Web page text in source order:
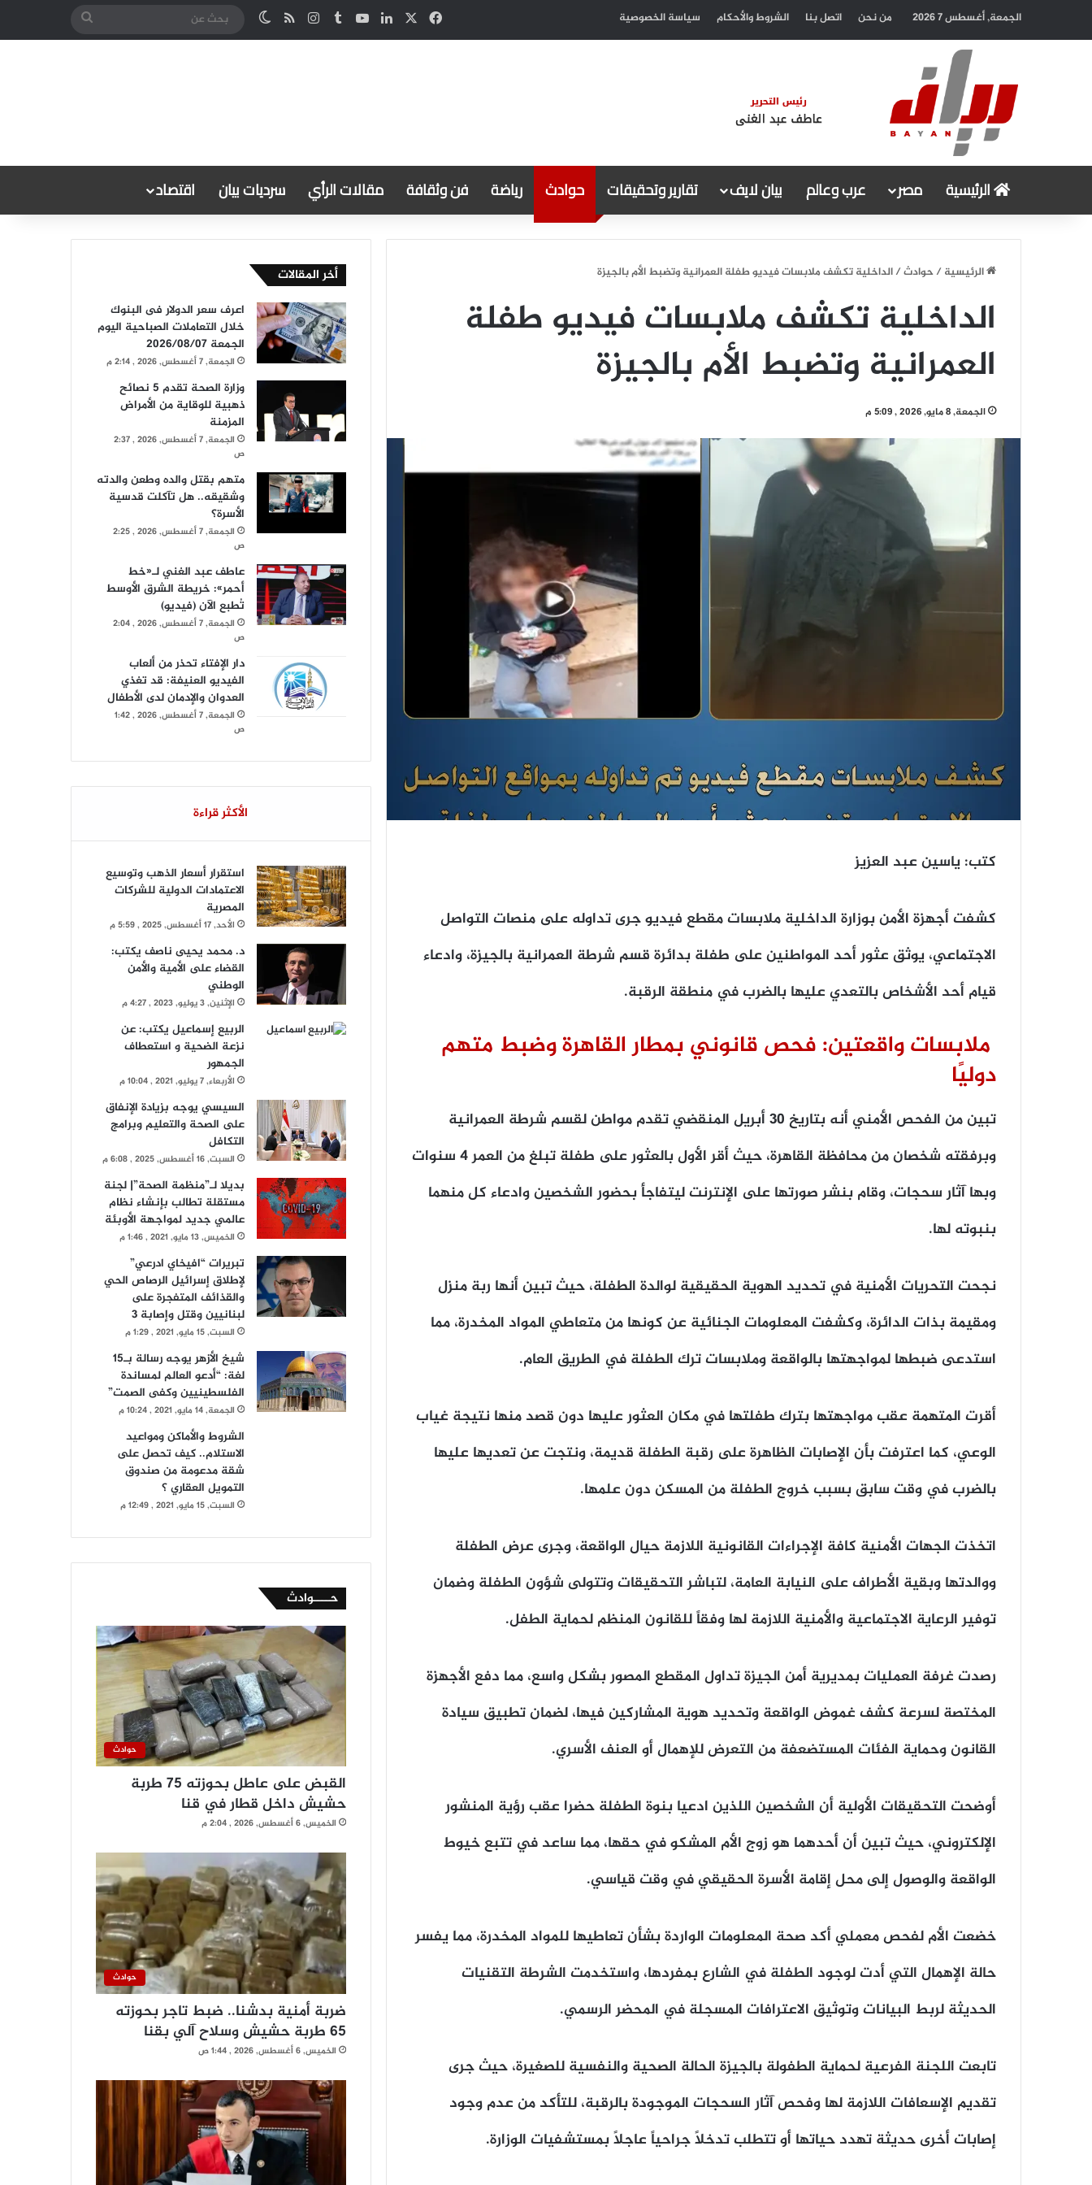
الجمعة, أغسطس 7 2026 من نحن اتصل بنا الشروط والأحكام سياسة الخصوصية فيسبوك لينكدإن‫YouTube انستقرامملخص الموقع RSS
الوضع المظلم
الرئيسية مصر عرب وعالم بيان لايف تقارير وتحقيقات حوادث رياضة فن وثقافة مقالات الرأي سرديات بيان اقتصاد
الرئيسية/حوادث/الداخلية تكشف ملابسات فيديو طفلة العمرانية وتضبط الأم بالجيزة
الداخلية تكشف ملابسات فيديو طفلة
العمرانية وتضبط الأم بالجيزة
الجمعة, 8 مايو, 2026 , 5:09 م
كتب: ياسين عبد العزيز
كشفت أجهزة الأمن بوزارة الداخلية ملابسات مقطع فيديو جرى تداوله على منصات التواصل
الاجتماعي، يوثق عثور أحد المواطنين على طفلة بدائرة قسم شرطة العمرانية بالجيزة، وادعاء
قيام أحد الأشخاص بالتعدي عليها بالضرب في منطقة الرقبة.
ملابسات واقعتين: فحص قانوني بمطار القاهرة وضبط متهم
دوليًا
تبين من الفحص الأمني أنه بتاريخ 30 أبريل المنقضي تقدم مواطن لقسم شرطة العمرانية
وبرفقته شخصان من محافظة القاهرة، حيث أقر الأول بالعثور على طفلة تبلغ من العمر 4 سنوات
وبها آثار سحجات، وقام بنشر صورتها على الإنترنت ليتفاجأ بحضور الشخصين وادعاء كل منهما
بنبوته لها.
نجحت التحريات الأمنية في تحديد الهوية الحقيقية لوالدة الطفلة، حيث تبين أنها ربة منزل
ومقيمة بذات الدائرة، وكشفت المعلومات الجنائية عن كونها من متعاطي المواد المخدرة، مما
استدعى ضبطها لمواجهتها بالواقعة وملابسات ترك الطفلة في الطريق العام.
أقرت المتهمة عقب مواجهتها بترك طفلتها في مكان العثور عليها دون قصد منها نتيجة غياب
الوعي، كما اعترفت بأن الإصابات الظاهرة على رقبة الطفلة قديمة، ونتجت عن تعديها عليها
بالضرب في وقت سابق بسبب خروج الطفلة من المسكن دون علمها.
اتخذت الجهات الأمنية كافة الإجراءات القانونية اللازمة حيال الواقعة، وجرى عرض الطفلة
ووالدتها وبقية الأطراف على النيابة العامة، لتباشر التحقيقات وتتولى شؤون الطفلة وضمان
توفير الرعاية الاجتماعية والأمنية اللازمة لها وفقاً للقانون المنظم لحماية الطفل.
رصدت غرفة العمليات بمديرية أمن الجيزة تداول المقطع المصور بشكل واسع، مما دفع الأجهزة
المختصة لسرعة كشف غموض الواقعة وتحديد هوية المشاركين فيها، لضمان تطبيق سيادة
القانون وحماية الفئات المستضعفة من التعرض للإهمال أو العنف الأسري.
أوضحت التحقيقات الأولية أن الشخصين اللذين ادعيا بنوة الطفلة حضرا عقب رؤية المنشور
الإلكتروني، حيث تبين أن أحدهما هو زوج الأم المشكو في حقها، مما ساعد في تتبع خيوط
الواقعة والوصول إلى محل إقامة الأسرة الحقيقي في وقت قياسي.
خضعت الأم لفحص معملي أكد صحة المعلومات الواردة بشأن تعاطيها للمواد المخدرة، مما يفسر
حالة الإهمال التي أدت لوجود الطفلة في الشارع بمفردها، واستخدمت الشرطة التقنيات
الحديثة لربط البيانات وتوثيق الاعترافات المسجلة في المحضر الرسمي.
تابعت اللجنة الفرعية لحماية الطفولة بالجيزة الحالة الصحية والنفسية للصغيرة، حيث جرى
تقديم الإسعافات اللازمة لها وفحص آثار السحجات الموجودة بالرقبة، للتأكد من عدم وجود
إصابات أخرى حديثة تهدد حياتها أو تتطلب تدخلاً جراحياً عاجلاً بمستشفيات الوزارة.
آخر موعد لتسجيل رغبات المرحلة الأولى
لتنسيق الجامعات 2026
الأرصاد: اليوم الجمعة 2026/08/07 طقس
شديد الحرارة ورطوبة مرتفعة
بايرن ميونخ يواجه أستون فيلا ومنافسات
أخر المقالات
اعرف سعر الدولار فى البنوك
خلال التعاملات الصباحية اليوم
الجمعة 2026/08/07
الجمعة, 7 أغسطس, 2026 , 2:14 م
وزارة الصحة تقدم 5 نصائح
ذهبية للوقاية من الأمراض
المزمنة
الجمعة, 7 أغسطس, 2026 , 2:37
ص
متهم بقتل والده وطعن والدته
وشقيقه.. هل تآكلت قدسية
الأسرة؟
الجمعة, 7 أغسطس, 2026 , 2:25
ص
عاطف عبد الغني لـ«خط
أحمر»: خريطة الشرق الأوسط
تُطبع الآن (فيديو)
الجمعة, 7 أغسطس, 2026 , 2:04
ص
دار الإفتاء تحذر من ألعاب
الفيديو العنيفة: قد تغذي
العدوان والإدمان لدى الأطفال
الجمعة, 7 أغسطس, 2026 , 1:42
ص
الأكثر قراءة
استقرار أسعار الذهب وتوسيع
الاعتمادات الدولية للشركات
المصرية
الأحد, 17 أغسطس, 2025 , 5:59 م
د. محمد يحيى ناصف يكتب:
القضاء على الأمية والأمن
الوطني
الإثنين, 3 يوليو, 2023 , 4:27 م
الربيع إسماعيل يكتب: عن
نزعة الضحية و استعطاف
الجمهور
الأربعاء, 7 يوليو, 2021 , 10:04 م
السيسي يوجه بزيادة الإنفاق
على الصحة والتعليم وبرامج
التكافل
السبت, 16 أغسطس, 2025 , 6:08 م
بديلا لـ”منظمة الصحة”| لجنة
مستقلة تطالب بإنشاء نظام
عالمي جديد لمواجهة الأوبئة
الخميس, 13 مايو, 2021 , 1:46 م
تبريرات “افيخاي ادرعي”
لإطلاق إسرائيل الرصاص الحي
والقذائف المتفجرة على
لبنانيين وقتل وإصابة 3
السبت, 15 مايو, 2021 , 1:29 م
شيخ الأزهر يوجه رسالة بـ15
لغة: “أدعو العالم لمساندة
الفلسطينيين وكفى الصمت”
الجمعة, 14 مايو, 2021 , 10:24 م
الشروط والأماكن ومواعيد
الاستلام.. كيف تحصل على
شقة مدعومة من صندوق
التمويل العقاري ؟
السبت, 15 مايو, 2021 , 12:49 م
حــــوادث
حوادث
القبض على عاطل بحوزته 75 طربة
حشيش داخل قطار في قنا
الخميس, 6 أغسطس, 2026 , 2:04 م
حوادث
ضربة أمنية بدشنا.. ضبط تاجر بحوزته
65 طربة حشيش وسلاح آلي بقنا
الخميس, 6 أغسطس, 2026 , 1:44 ص